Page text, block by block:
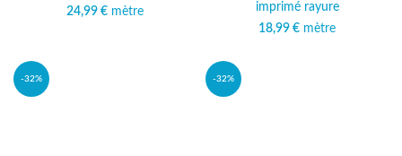
24,99 € mètre
imprimé rayure
18,99 € mètre
-32% -32%